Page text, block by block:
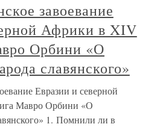
завоевание
Африки в XIV
Орбини «О
славянского»
Евразии и северной
Мавро Орбини «О
1. Помнили ли в